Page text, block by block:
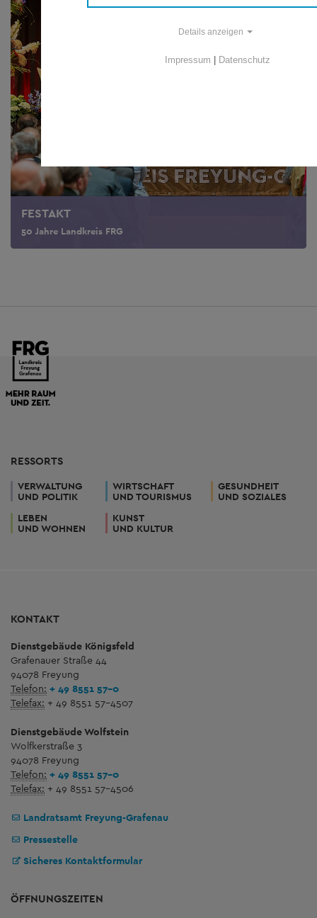
FESTAKT
50 Jahre Landkreis FRG
RESSORTS
VERWALTUNG
UND POLITIK
WIRTSCHAFT
UND TOURISMUS
GESUNDHEIT
UND SOZIALES
LEBEN
UND WOHNEN
KUNST
UND KULTUR
KONTAKT
Dienstgebäude Königsfeld
Grafenauer Straße 44
94078 Freyung
Telefon: + 49 8551 57-0
Telefax: + 49 8551 57-4507
Dienstgebäude Wolfstein
Wolfkerstraße 3
94078 Freyung
Telefon: + 49 8551 57-0
Telefax: + 49 8551 57-4506
Landratsamt Freyung-Grafenau
Pressestelle
Sicheres Kontaktformular
ÖFFNUNGSZEITEN
Details anzeigen
Impressum Datenschutz